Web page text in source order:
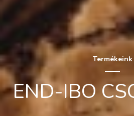
Termékeink
END-IBO